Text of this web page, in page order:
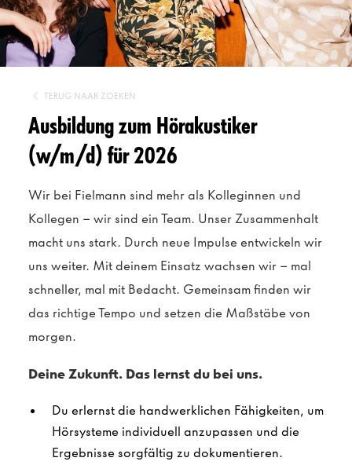
TERUG NAAR ZOEKEN
Ausbildung zum Hörakustiker
(w/m/d) für 2026
Wir bei Fielmann sind mehr als Kolleginnen und
Kollegen – wir sind ein Team. Unser Zusammenhalt
macht uns stark. Durch neue Impulse entwickeln wir
uns weiter. Mit deinem Einsatz wachsen wir – mal
schneller, mal mit Bedacht. Gemeinsam finden wir
das richtige Tempo und setzen die Maßstäbe von
morgen.
Deine Zukunft. Das lernst du bei uns.
Du erlernst die handwerklichen Fähigkeiten, um
Hörsysteme individuell anzupassen und die
Ergebnisse sorgfältig zu dokumentieren.